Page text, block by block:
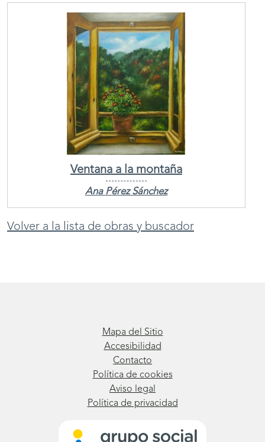
Ventana a la montaña
Ana Pérez Sánchez
Volver a la lista de obras y buscador
Mapa del Sitio
Accesibilidad
Contacto
Política de cookies
Aviso legal
Política de privacidad